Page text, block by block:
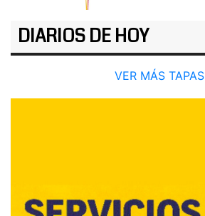
DIARIOS DE HOY
VER MÁS TAPAS